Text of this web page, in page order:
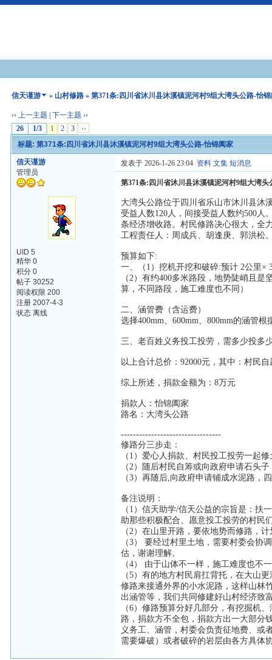
信天谨游 » 山村修路 » 第371条:四川省沐川县沐溪镇泥河村9组大湾头公路-怡
‹‹ 上一主题 |下一主题 ››
26
1/3 1 2 3 ››
标题: 第371条:四川省沐川县沐溪镇泥河村9组大湾头公路-怡锦阖家
信天谨游
管理员
UID 5
精华 0
积分 0
帖子 30252
阅读权限 200
注册 2007-4-3
状态 离线
发表于 2026-1-26 23:04 资料 文集 短消息
第371条:四川省沐川县沐溪镇泥河村9组大湾头
大湾头公路位于四川省乐山市沐川县沐
受益人数120人，间接受益人数约500
条经济增收路。村民修路决心很大，全
工程责任人：周成兵、胡逢庚、郭洪松
预算如下:
一、（1）挖机开挖和破碎:预计 2公里×
（2）有约400多米路段，地势陡峭且
算，不同路段，施工难度也不同）
二、涵管费（含运费）
选择400mm、600mm、800mm的涵管
三、老百姓义务投工投劳，需多少投多
以上合计总价：92000元，其中：村民
综上所述，捐款金额为：8万元
捐款人：怡锦阖家
路名：大湾头公路
---------------------------------
修路分三步走：
（1）爱心人捐款、村民投工投劳一起
（2）随后村民自筹或向政府申请石头
（3）再随后,向政府申请铺成水泥路，
备注说明：
（1）信天助学/信天公益的宗旨是：扶
助那些积极配合、愿意投工投劳的村民
（2）在山里开路，要依地势而修路，
（3） 要经过村里土地，需要村委会协
估，谢谢理解。
（4） 由于山体不一样，施工难度也不
（5）有的地方村民肩扛背托，在大山
修路来接通外界的小水泥路，这样山林
出涵管等，我们共同修建好山村经济致
（6）修路预算分好几部分，有挖掘机
路，捐款方不全包，捐款方出一大部分
义务工、涵管，村委会负责征地费、或
需要爆破）或者破碎的岩层由各方具体